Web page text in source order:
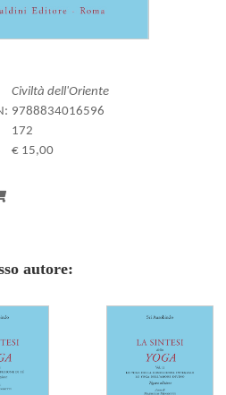
Civiltà dell'Oriente
9788834016596
172
€ 15,00
autore: